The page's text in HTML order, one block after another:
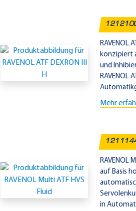
RAVENOL
konzipiert
und
RAVENOL
Mehr
RAVENOL
auf Basis
in